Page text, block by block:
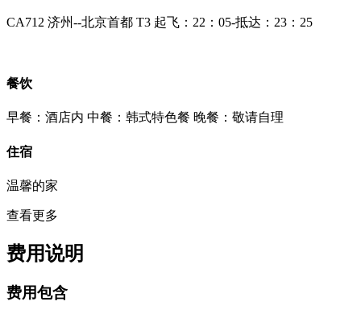
CA712 济州--北京首都 T3 起飞：22：05-抵达：23：25
餐饮
早餐：酒店内 中餐：韩式特色餐 晚餐：敬请自理
住宿
温馨的家
查看更多
费用说明
费用包含